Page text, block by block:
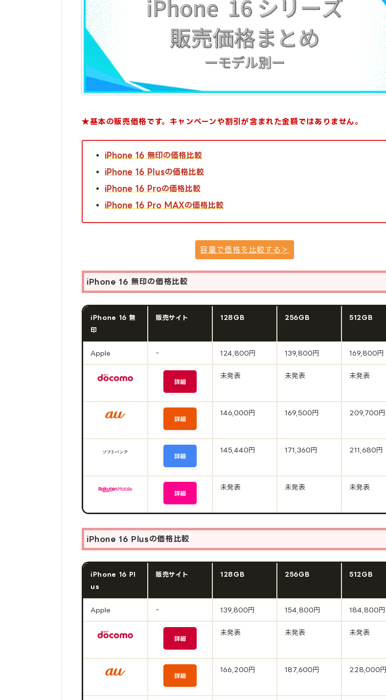
★基本の販売価格です。キャンペーンや割引が含まれた金額ではありません。
iPhone 16 無印の価格比較
iPhone 16 Plusの価格比較
iPhone 16 Proの価格比較
iPhone 16 Pro MAXの価格比較
容量で価格を比較する＞
iPhone 16 無印の価格比較
iPhone 16 無
印
販売サイト 128GB 256GB 512GB
Apple ｰ 124,800円 139,800円 169,800円
未発表 未発表 未発表
146,000円 169,500円 209,700円
145,440円 171,360円 211,680円
未発表 未発表 未発表
iPhone 16 Plusの価格比較
iPhone 16 Pl
us
販売サイト 128GB 256GB 512GB
Apple ｰ 139,800円 154,800円 184,800円
未発表 未発表 未発表
166,200円 187,600円 228,000円